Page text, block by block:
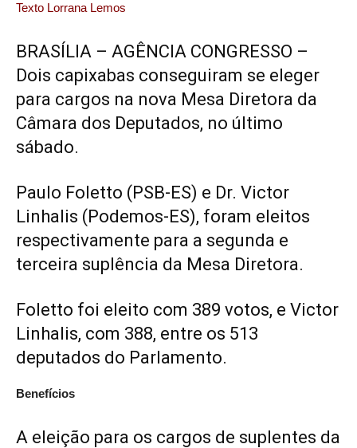
Texto Lorrana Lemos
BRASÍLIA – AGÊNCIA CONGRESSO –
Dois capixabas conseguiram se eleger
para cargos na nova Mesa Diretora da
Câmara dos Deputados, no último
sábado.
Paulo Foletto (PSB-ES) e Dr. Victor
Linhalis (Podemos-ES), foram eleitos
respectivamente para a segunda e
terceira suplência da Mesa Diretora.
Foletto foi eleito com 389 votos, e Victor
Linhalis, com 388, entre os 513
deputados do Parlamento.
Benefícios
A eleição para os cargos de suplentes da